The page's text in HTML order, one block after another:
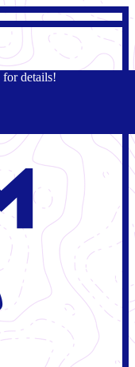
for details!